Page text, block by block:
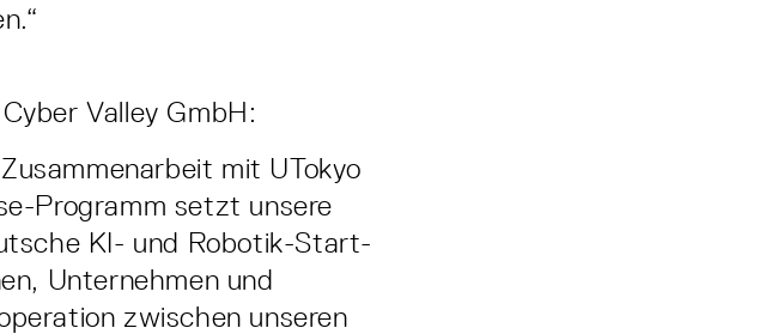
Valley GmbH:
mit UTokyo
Programm setzt unsere
KI- und Robotik-Start-
Unternehmen und
zwischen unseren